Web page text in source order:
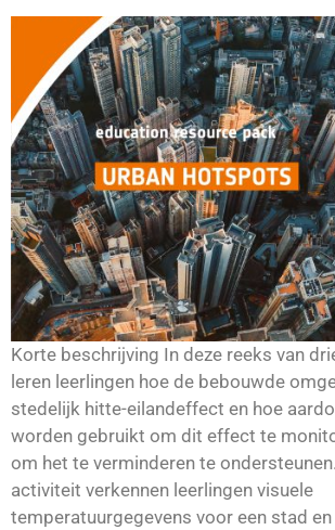
Korte beschrijving In deze reeks van
leren leerlingen hoe de bebouwde
stedelijk hitte-eilandeffect en hoe
worden gebruikt om dit effect te
om het te verminderen te
activiteit verkennen leerlingen visuele
temperatuurgegevens voor een stad